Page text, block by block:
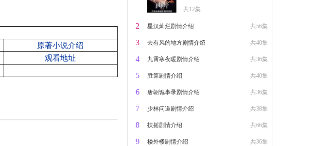
原著小说介绍
观看地址
共12集
2 共56集
星汉灿烂剧情介绍
3 共40集
去有风的地方剧情介绍
4 共36集
九霄寒夜暖剧情介绍
5 共40集
胜算剧情介绍
6 共36集
唐朝诡事录剧情介绍
7 共38集
少林问道剧情介绍
8 共66集
扶摇剧情介绍
9 共36集
楼外楼剧情介绍